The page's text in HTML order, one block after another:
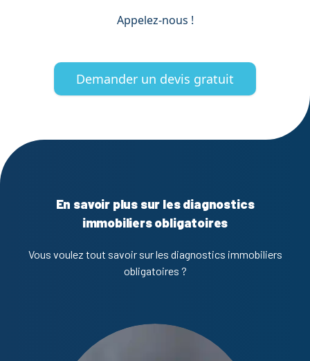
Appelez-nous !
Demander un devis gratuit
En savoir plus sur les diagnostics
immobiliers obligatoires
Vous voulez tout savoir sur les diagnostics immobiliers
obligatoires ?